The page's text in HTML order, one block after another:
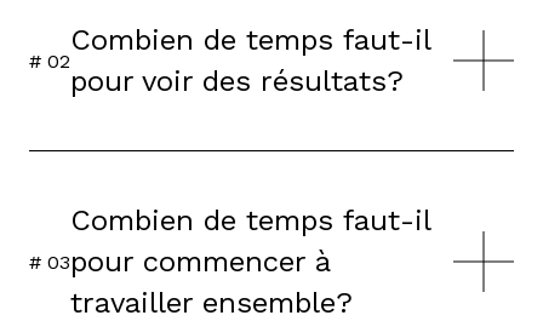
# 02
Combien de temps faut-il
pour voir des résultats?
# 03
Combien de temps faut-il
pour commencer à
travailler ensemble?